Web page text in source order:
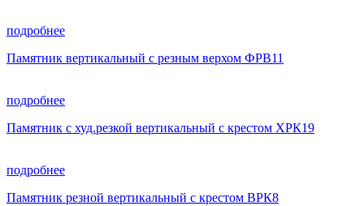
подробнее
Памятник вертикальный с резным верхом ФРВ11
подробнее
Памятник с худ.резкой вертикальный с крестом ХРК19
подробнее
Памятник резной вертикальный с крестом ВРК8